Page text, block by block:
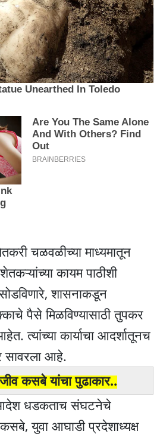
चळवळीच्या माध्यमातून
कायम पाठीशी
शासनाकडून
पैसे मिळविण्यासाठी तुपकर
त्यांच्या कार्याचा आदर्शातूनच
सावरला आहे.
कसबे यांचा पुढाकार..
धडकताच संघटनेचे
युवा आघाडी प्रदेशाध्यक्ष